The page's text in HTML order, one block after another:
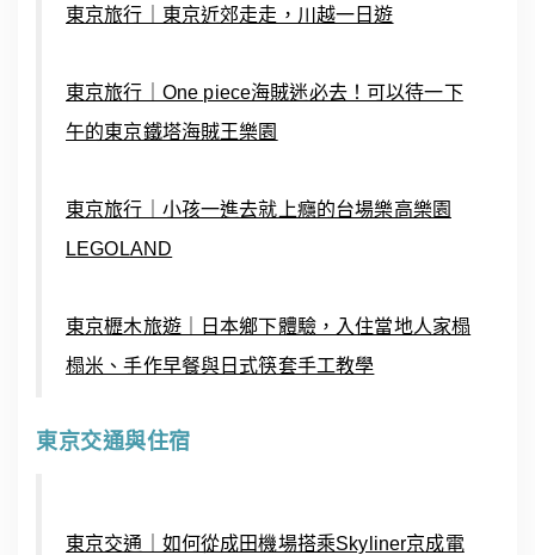
東京旅行｜東京近郊走走，川越一日遊
東京旅行｜One piece海賊迷必去！可以待一下
午的東京鐵塔海賊王樂園
東京旅行｜小孩一進去就上癮的台場樂高樂園
LEGOLAND
東京櫪木旅遊｜日本鄉下體驗，入住當地人家榻
榻米、手作早餐與日式筷套手工教學
東京交通與住宿
東京交通｜如何從成田機場搭乘Skyliner京成電